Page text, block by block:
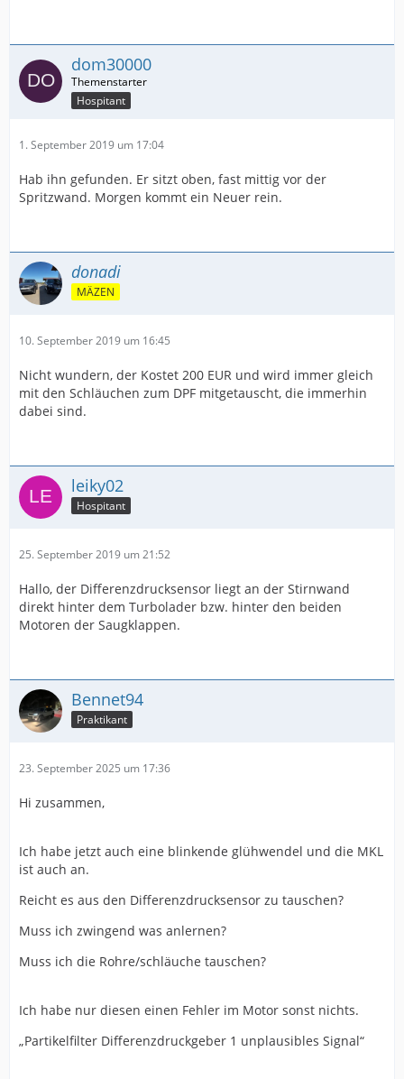
dom30000
Hospitant
1. September 2019 um 17:04
Hab ihn gefunden. Er sitzt oben, fast mittig vor der
Spritzwand. Morgen kommt ein Neuer rein.
donadi
MÄZEN
10. September 2019 um 16:45
Nicht wundern, der Kostet 200 EUR und wird immer gleich
mit den Schläuchen zum DPF mitgetauscht, die immerhin
dabei sind.
leiky02
Hospitant
25. September 2019 um 21:52
Hallo, der Differenzdrucksensor liegt an der Stirnwand
direkt hinter dem Turbolader bzw. hinter den beiden
Motoren der Saugklappen.
Bennet94
Praktikant
23. September 2025 um 17:36
Hi zusammen,
Ich habe jetzt auch eine blinkende glühwendel und die MKL
ist auch an.
Reicht es aus den Differenzdrucksensor zu tauschen?
Muss ich zwingend was anlernen?
Muss ich die Rohre/schläuche tauschen?
Ich habe nur diesen einen Fehler im Motor sonst nichts.
„Partikelfilter Differenzdruckgeber 1 unplausibles Signal“